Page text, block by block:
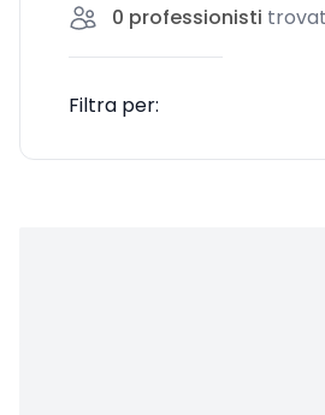
0 professionisti
Filtra per: